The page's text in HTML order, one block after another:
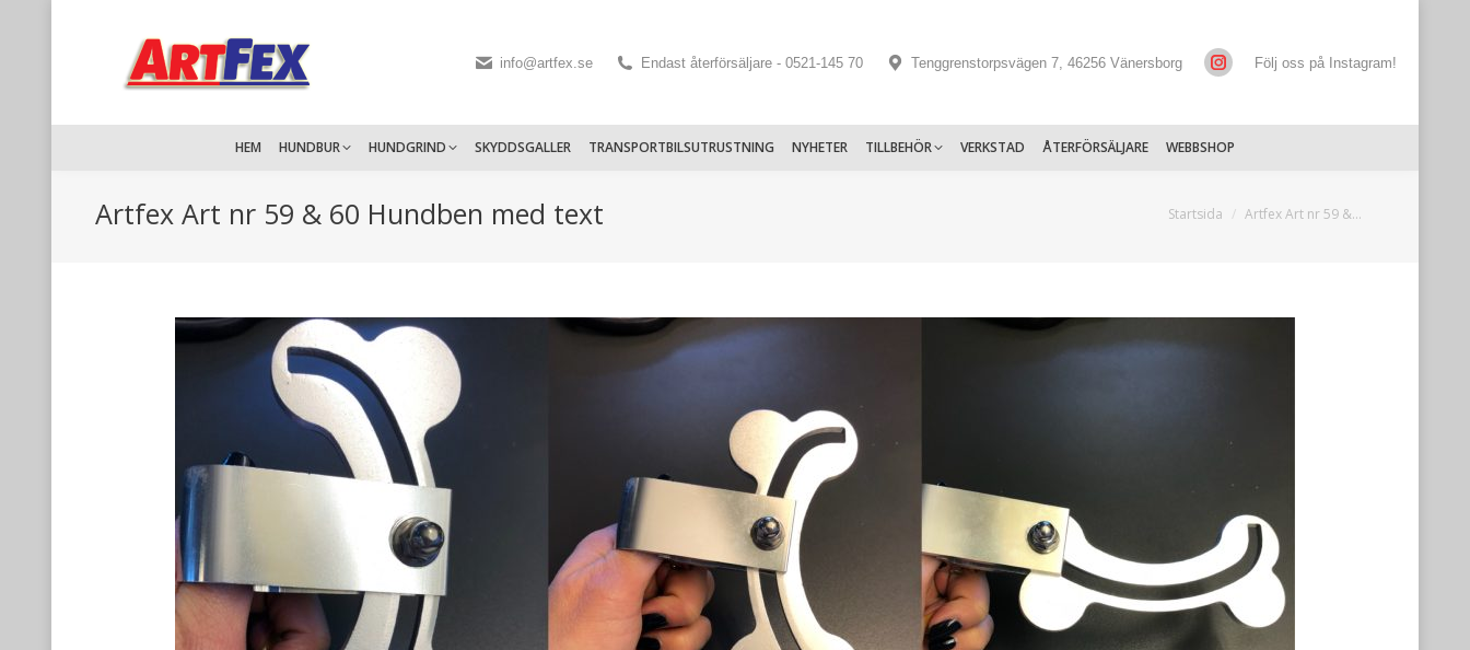
info@artfex.se Endast återförsäljare - 0521-145 70 Tenggrenstorpsvägen 7, 46256 Vänersborg Följ oss på Instagram!
HEM HUNDBUR HUNDGRIND SKYDDSGALLER TRANSPORTBILSUTRUSTNING NYHETER TILLBEHÖR VERKSTAD ÅTERFÖRSÄLJARE WEBBSHOP
Artfex Art nr 59 & 60 Hundben med text Du är här:
Startsida Artfex Art nr 59 &…